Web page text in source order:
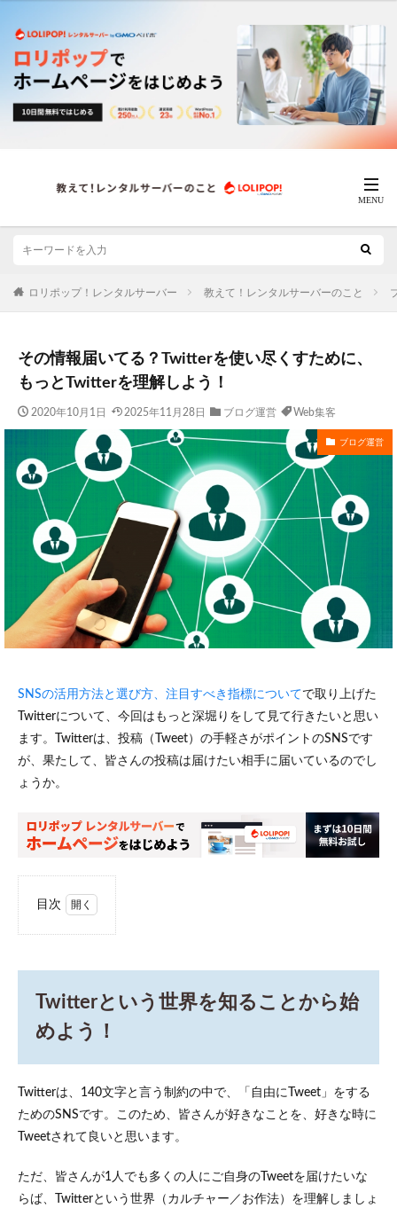
ロリポップ！レンタルサーバー 教えて！レンタルサーバーのこと
その情報届いてる？Twitterを使い尽くすために、
もっとTwitterを理解しよう！
2020年10月1日 2025年11月28日 ブログ運営 Web集客
ブログ運営
SNSの活用方法と選び方、注目すべき指標についてで取り上げた
Twitterについて、今回はもっと深堀りをして見て行きたいと思い
ます。Twitterは、投稿（Tweet）の手軽さがポイントのSNSです
が、果たして、皆さんの投稿は届けたい相手に届いているのでし
ょうか。
目次
知るこ
とから
始めよ
う！
どの
のカ
ジュ
ンネ
のコ
Twitterという世界を知ることから始
めよう！
Twitterは、140文字と言う制約の中で、「自由にTweet」をする
ためのSNSです。このため、皆さんが好きなことを、好きな時に
Tweetされて良いと思います。
ただ、皆さんが1人でも多くの人にご自身のTweetを届けたいな
らば、Twitterという世界（カルチャー／お作法）を理解しましょ